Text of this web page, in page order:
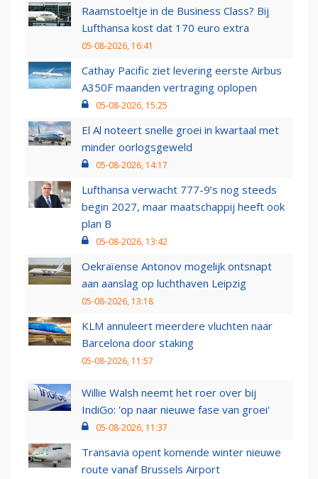
Raamstoeltje in de Business Class? Bij
Lufthansa kost dat 170 euro extra
05-08-2026, 16:41
Cathay Pacific ziet levering eerste Airbus
A350F maanden vertraging oplopen
05-08-2026, 15:25
El Al noteert snelle groei in kwartaal met
minder oorlogsgeweld
05-08-2026, 14:17
Lufthansa verwacht 777-9’s nog steeds
begin 2027, maar maatschappij heeft ook
plan B
05-08-2026, 13:42
Oekraïense Antonov mogelijk ontsnapt
aan aanslag op luchthaven Leipzig
05-08-2026, 13:18
KLM annuleert meerdere vluchten naar
Barcelona door staking
05-08-2026, 11:57
Willie Walsh neemt het roer over bij
IndiGo: 'op naar nieuwe fase van groei'
05-08-2026, 11:37
Transavia opent komende winter nieuwe
route vanaf Brussels Airport